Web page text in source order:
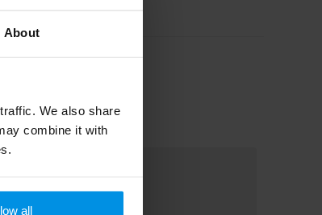
About
We also share
combine it with
all